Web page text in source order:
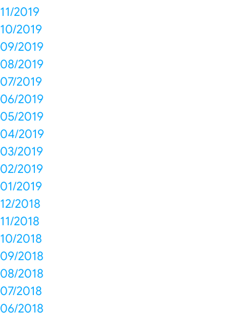
11/2019
10/2019
09/2019
08/2019
07/2019
06/2019
05/2019
04/2019
03/2019
02/2019
01/2019
12/2018
11/2018
10/2018
09/2018
08/2018
07/2018
06/2018